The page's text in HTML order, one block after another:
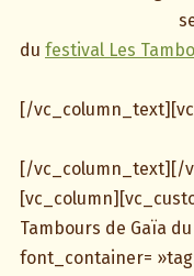
du festival Les
[/
[/vc_column_text][/
Tambours de Gaïa
font_container=